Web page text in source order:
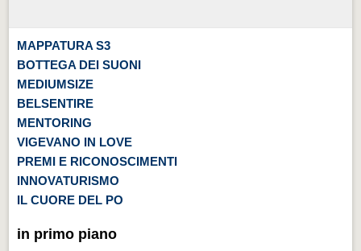
MAPPATURA S3
BOTTEGA DEI SUONI
MEDIUMSIZE
BELSENTIRE
MENTORING
VIGEVANO IN LOVE
PREMI E RICONOSCIMENTI
INNOVATURISMO
IL CUORE DEL PO
in primo piano